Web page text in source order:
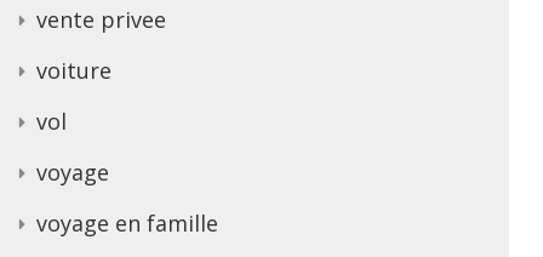
vente privee
voiture
vol
voyage
voyage en famille